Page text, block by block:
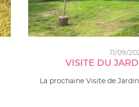
11/09/
VISITE DU
La prochaine Visite de